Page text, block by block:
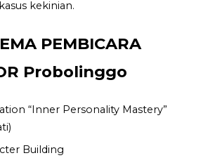
kekinian.
PEMBICARA
Probolinggo
“Inner Personality Mastery”
Building